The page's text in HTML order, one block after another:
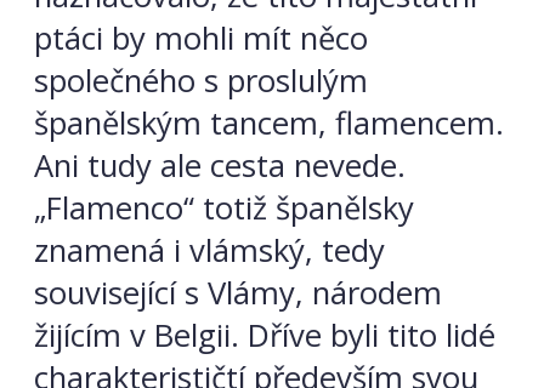
ptáci by mohli mít něco
společného s proslulým
španělským tancem, flamencem.
Ani tudy ale cesta nevede.
„Flamenco“ totiž španělsky
znamená i vlámský, tedy
související s Vlámy, národem
žijícím v Belgii. Dříve byli tito lidé
charakterističtí především svou